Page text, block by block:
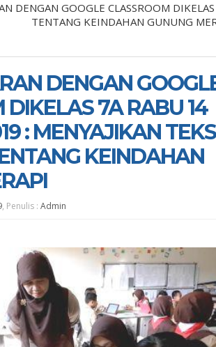
DENGAN GOOGLE CLASSROOM
TENTANG KEINDAHAN GUNUNG
DENGAN
DIKELAS 7A RABU 14
: MENYAJIKAN TEKS
KEINDAHAN
, Penulis : Admin